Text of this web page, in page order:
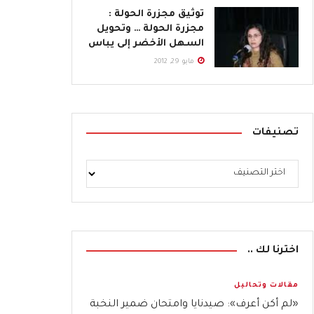
توثيق مجزرة الحولة :
مجزرة الحولة … وتحويل
السهل الأخضر إلى يباس
مايو 29, 2012
تصنيفات
اخترنا لك ..
مقالات وتحاليل
«لم أكن أعرف»: صيدنايا وامتحان ضمير النخبة